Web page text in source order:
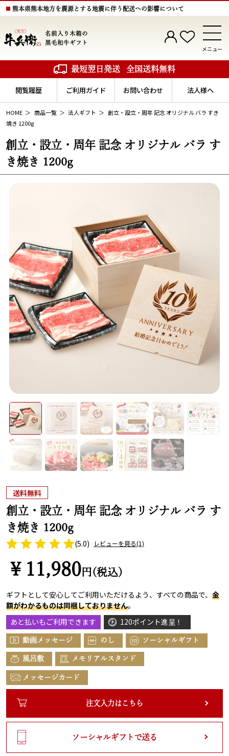
熊本県熊本地方を震源とする地震に伴う配送への影響について
名前入り木箱の
黒毛和牛ギフト
メニュー
最短翌日発送 全国送料無料
閲覧履歴 ご利用ガイド お問い合わせ 法人様へ
HOME 商品一覧 法人ギフト
創立・設立・周年 記念 オリジナル バラ すき
焼き 1200g
創立・設立・周年 記念 オリジナル バラ す
き焼き 1200g
送料無料
創立・設立・周年 記念 オリジナル バラ す
き焼き 1200g
(5.0) レビューを見る(1)
￥11,980 円(税込)
ギフトとして安心してご利用いただけるよう、すべての商品で、 金
額がわかるものは同梱しておりません。
あと払いもご利用できます
120ポイント進呈！
動画メッセージ のし ソーシャルギフト
風呂敷 メモリアルスタンド
メッセージカード
注文入力はこちら
ソーシャルギフトで送る